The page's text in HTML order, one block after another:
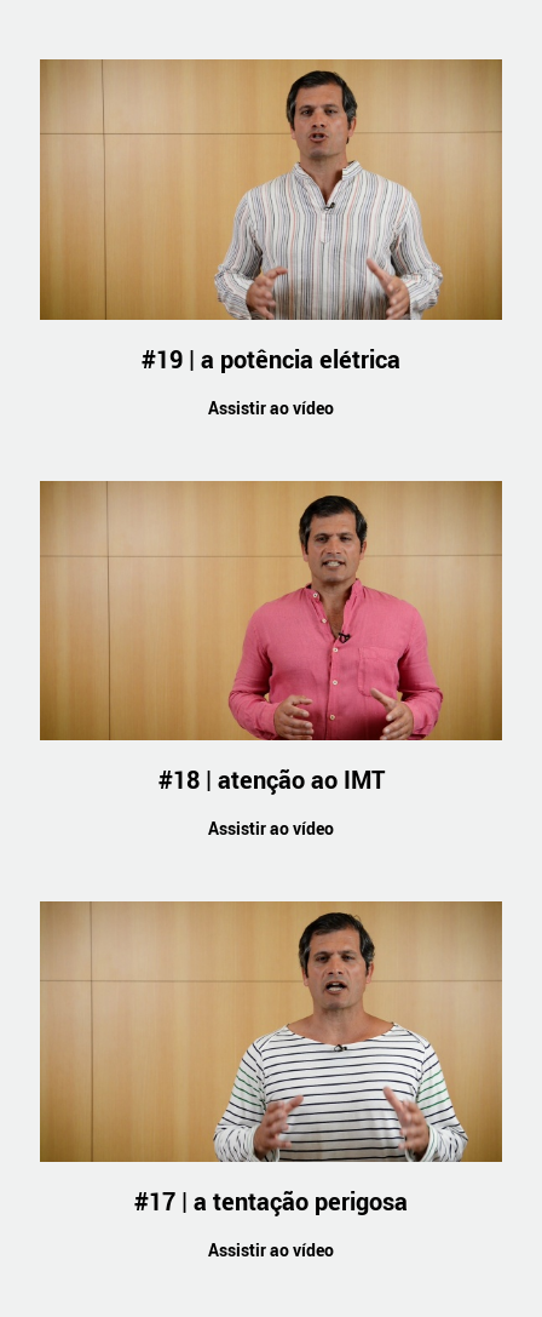
#19 | a potência elétrica
Assistir ao vídeo
#18 | atenção ao IMT
Assistir ao vídeo
#17 | a tentação perigosa
Assistir ao vídeo